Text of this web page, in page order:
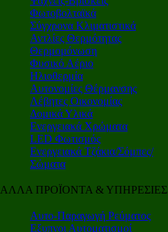
Φωτοβολταϊκά
Σύγχρονα Κλιματιστικά
Αντλίες Θερμότητας
Θερμομόνωση
Φυσικό Αέριο
Ηλιοθερμία
Αυτονομίες Θέρμανσης
Λέβητες Οικονομίας
Δομικά Υλικά
Ενεργειακά Χρώματα
LED Φωτισμός
Ενεργειακά Τζάκια/Σόμπες/
Σώματα
ΑΛΛΑ ΠΡΟΪΟΝΤΑ & ΥΠΗΡΕΣΙΕΣ
Αυτο-Παραγωγή Ρεύματος
Εξυπνοι Αυτοματισμοί